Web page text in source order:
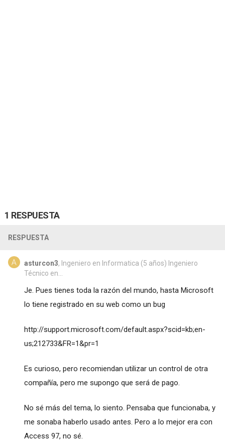
1 RESPUESTA
RESPUESTA
asturcon3, Ingeniero en Informatica (5 años) Ingeniero
Técnico en...
Je. Pues tienes toda la razón del mundo, hasta Microsoft
lo tiene registrado en su web como un bug
http://support.microsoft.com/default.aspx?scid=kb;en-
us;212733&FR=1&pr=1
Es curioso, pero recomiendan utilizar un control de otra
compañía, pero me supongo que será de pago.
No sé más del tema, lo siento. Pensaba que funcionaba, y
me sonaba haberlo usado antes. Pero a lo mejor era con
Access 97, no sé.